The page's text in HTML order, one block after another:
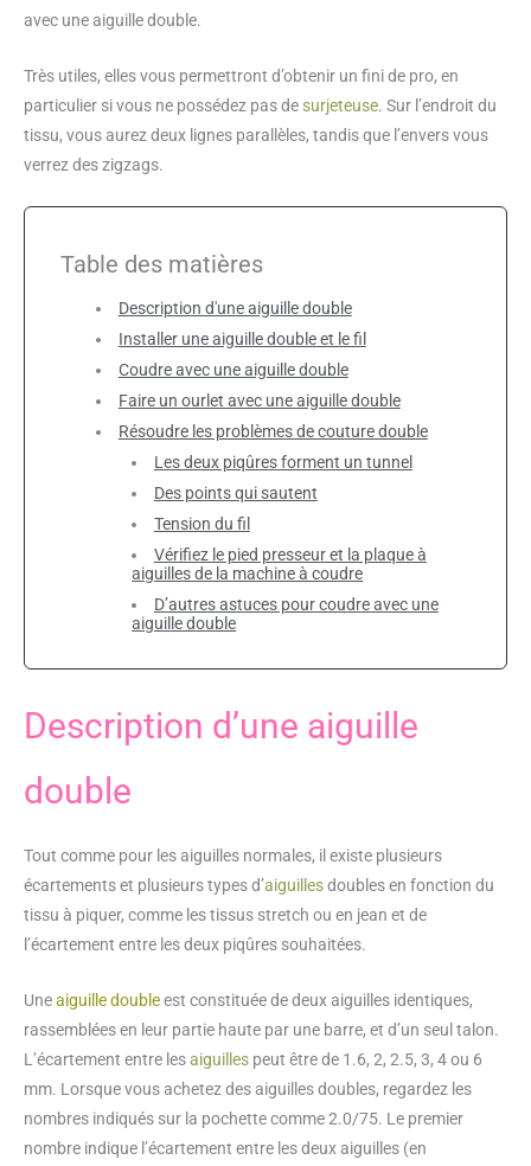
avec une aiguille double.
Très utiles, elles vous permettront d’obtenir un fini de pro, en
particulier si vous ne possédez pas de surjeteuse. Sur l’endroit du
tissu, vous aurez deux lignes parallèles, tandis que l’envers vous
verrez des zigzags.
Table des matières
Description d'une aiguille double
Installer une aiguille double et le fil
Coudre avec une aiguille double
Faire un ourlet avec une aiguille double
Résoudre les problèmes de couture double
Les deux piqûres forment un tunnel
Des points qui sautent
Tension du fil
Vérifiez le pied presseur et la plaque à
aiguilles de la machine à coudre
D’autres astuces pour coudre avec une
aiguille double
Description d’une aiguille
double
Tout comme pour les aiguilles normales, il existe plusieurs
écartements et plusieurs types d’aiguillesdoubles en fonction du
tissu à piquer, comme les tissus stretch ou en jean et de
l’écartement entre les deux piqûres souhaitées.
Uneaiguille doubleest constituée de deux aiguilles identiques,
rassemblées en leur partie haute par une barre, et d’un seul talon.
L’écartement entre lesaiguilles peut être de 1.6, 2, 2.5, 3, 4 ou 6
mm. Lorsque vous achetez des aiguilles doubles, regardez les
nombres indiqués sur la pochette comme 2.0/75. Le premier
nombre indique l’écartement entre les deux aiguilles (en